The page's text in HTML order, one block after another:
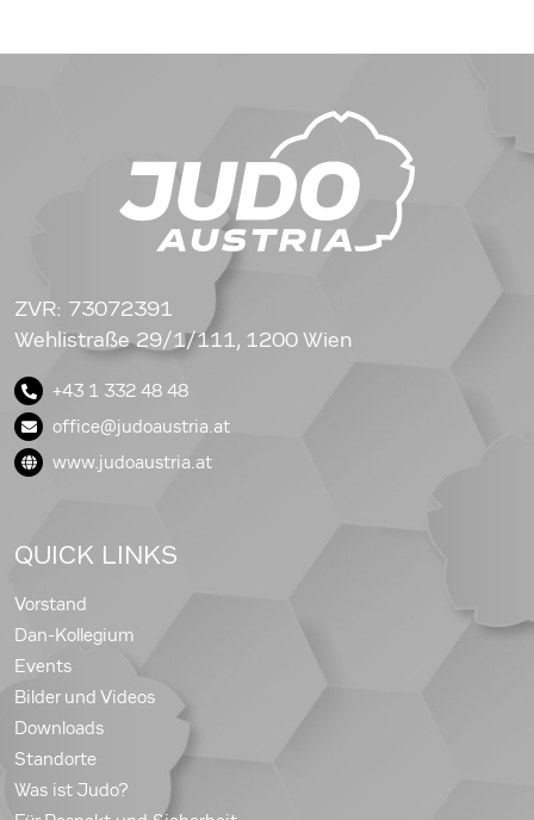
ZVR: 73072391
Wehlistraße 29/1/111, 1200 Wien
+43 1 332 48 48
office@judoaustria.at
www.judoaustria.at
QUICK LINKS
Vorstand
Dan-Kollegium
Events
Bilder und Videos
Downloads
Standorte
Was ist Judo?